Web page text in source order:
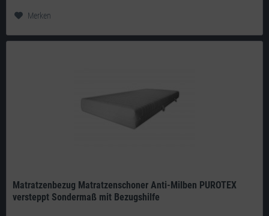
Merken
Matratzenbezug Matratzenschoner Anti-Milben PUROTEX
versteppt Sondermaß mit Bezugshilfe